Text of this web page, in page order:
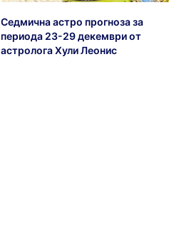
Седмична астро прогноза за
периода 23-29 декември от
астролога Хули Леонис